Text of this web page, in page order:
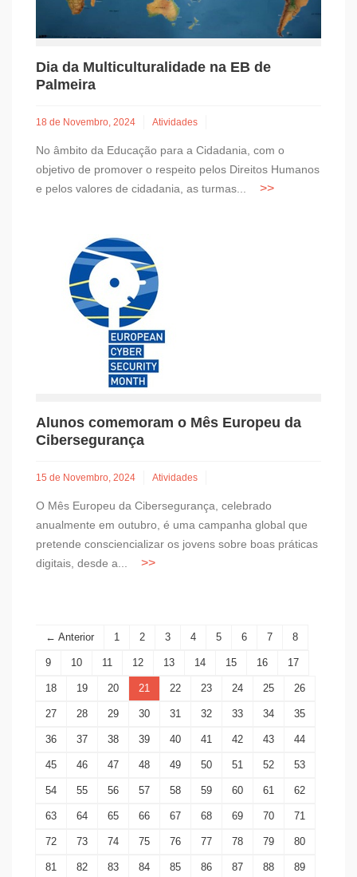
Dia da Multiculturalidade na EB de
Palmeira
18 de Novembro, 2024 Atividades
No âmbito da Educação para a Cidadania, com o
objetivo de promover o respeito pelos Direitos Humanos
e pelos valores de cidadania, as turmas...
Alunos comemoram o Mês Europeu da
Cibersegurança
15 de Novembro, 2024 Atividades
O Mês Europeu da Cibersegurança, celebrado
anualmente em outubro, é uma campanha global que
pretende consciencializar os jovens sobre boas práticas
digitais, desde a...
← Anterior 1 2 3 4 5 6 7 8
9 10 11 12 13 14 15 16 17
18 19 20 21 22 23 24 25 26
27 28 29 30 31 32 33 34 35
36 37 38 39 40 41 42 43 44
45 46 47 48 49 50 51 52 53
54 55 56 57 58 59 60 61 62
63 64 65 66 67 68 69 70 71
72 73 74 75 76 77 78 79 80
81 82 83 84 85 86 87 88 89